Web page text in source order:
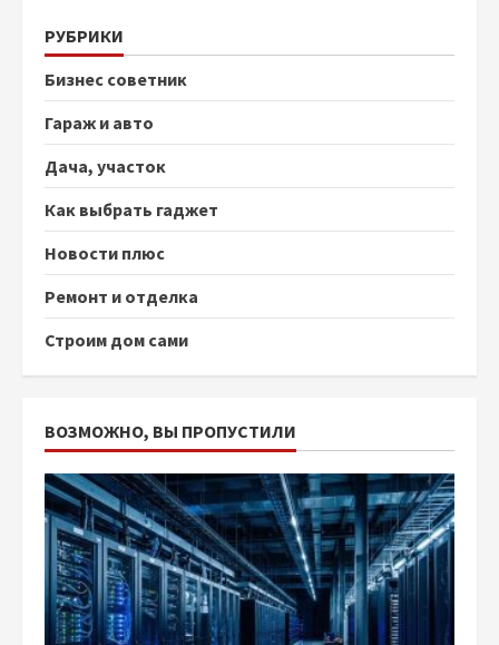
РУБРИКИ
Бизнес советник
Гараж и авто
Дача, участок
Как выбрать гаджет
Новости плюс
Ремонт и отделка
Строим дом сами
ВОЗМОЖНО, ВЫ ПРОПУСТИЛИ